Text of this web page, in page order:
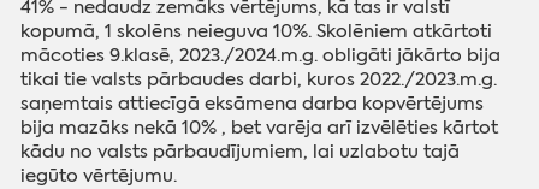
41% - nedaudz zemāks vērtējums, kā tas ir valstī
kopumā, 1 skolēns neieguva 10%. Skolēniem atkārtoti
mācoties 9.klasē, 2023./2024.m.g. obligāti jākārto bija
tikai tie valsts pārbaudes darbi, kuros 2022./2023.m.g.
saņemtais attiecīgā eksāmena darba kopvērtējums
bija mazāks nekā 10% , bet varēja arī izvēlēties kārtot
kādu no valsts pārbaudījumiem, lai uzlabotu tajā
iegūto vērtējumu.